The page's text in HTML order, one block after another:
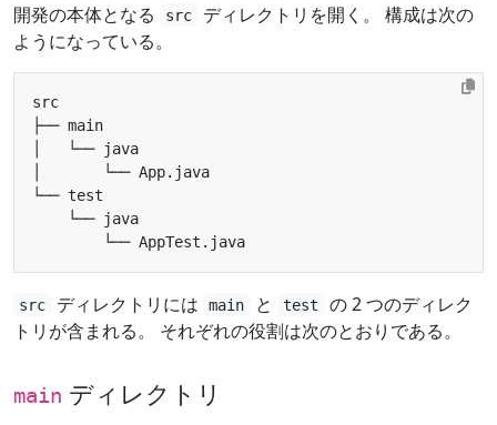
開発の本体となる src
ディレクトリを開く。 構成は次の
ようになっている。
src ディレクトリには main と test
の 2 つのディレク
トリが含まれる。 それぞれの役割は次のとおりである。
main ディレクトリ